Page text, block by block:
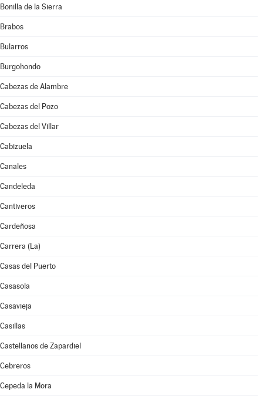
Bonilla de la Sierra
Brabos
Bularros
Burgohondo
Cabezas de Alambre
Cabezas del Pozo
Cabezas del Villar
Cabizuela
Canales
Candeleda
Cantiveros
Cardeñosa
Carrera (La)
Casas del Puerto
Casasola
Casavieja
Casillas
Castellanos de Zapardiel
Cebreros
Cepeda la Mora